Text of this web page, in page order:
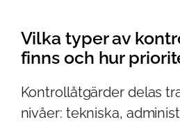
Vilka typer av
finns och hur
Kontrollåtgärder delas
nivåer: tekniska,